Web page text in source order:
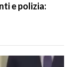
e polizia: